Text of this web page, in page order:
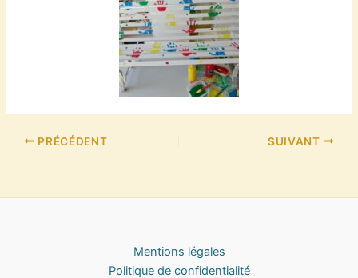
PRÉCÉDENT SUIVANT
Mentions légales
Politique de confidentialité